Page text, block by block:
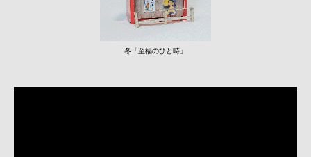
冬「至福のひと時」